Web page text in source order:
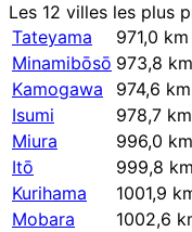
Les 12 villes les plus
Tateyama
971,0 km
Minamibōsō 973,8 km
Kamogawa
974,6 km
Isumi
978,7 km
Miura
996,0 km
Itō
999,8 km
Kurihama
1001,9
Mobara
1002,6